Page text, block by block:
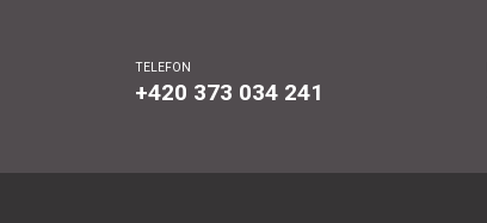
TELEFON
+420 373 034 241